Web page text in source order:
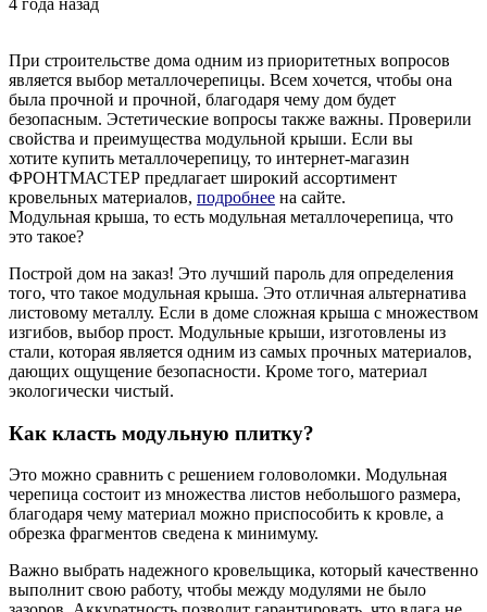
При строительстве дома одним из приоритетных вопросов
является выбор металлочерепицы. Всем хочется, чтобы она
была прочной и прочной, благодаря чему дом будет
безопасным. Эстетические вопросы также важны. Проверили
свойства и преимущества модульной крыши. Если вы
хотите купить металлочерепицу, то интернет-магазин
ФРОНТМАСТЕР предлагает широкий ассортимент
кровельных материалов, подробнее на сайте.
Модульная крыша, то есть модульная металлочерепица, что
это такое?
Построй дом на заказ! Это лучший пароль для определения
того, что такое модульная крыша. Это отличная альтернатива
листовому металлу. Если в доме сложная крыша с множеством
изгибов, выбор прост. Модульные крыши, изготовлены из
стали, которая является одним из самых прочных материалов,
дающих ощущение безопасности. Кроме того, материал
экологически чистый.
Как класть модульную плитку?
Это можно сравнить с решением головоломки. Модульная
черепица состоит из множества листов небольшого размера,
благодаря чему материал можно приспособить к кровле, а
обрезка фрагментов сведена к минимуму.
Важно выбрать надежного кровельщика, который качественно
выполнит свою работу, чтобы между модулями не было